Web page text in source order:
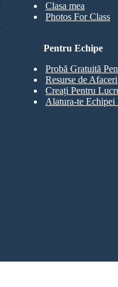
Clasa mea
Photos For Class
Pentru Echipe
Probă Gratuită
Resurse de Afaceri
Creați Pentru
Alatura-te Echipei